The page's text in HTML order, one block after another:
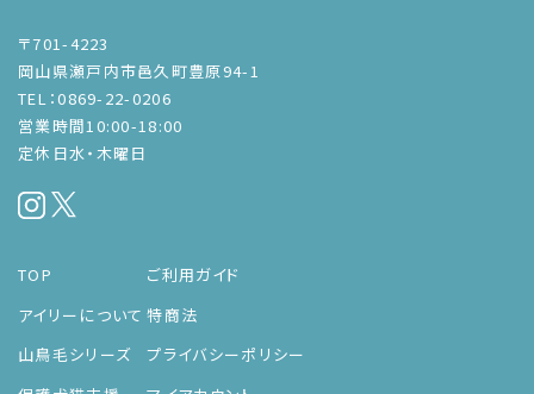
〒701-4223
岡山県瀬戸内市邑久町豊原94-1
TEL：0869-22-0206
営業時間10:00-18:00
定休日水・木曜日
TOP
アイリーについて
山鳥毛シリーズ
ご利用ガイド
特商法
プライバシーポリシー